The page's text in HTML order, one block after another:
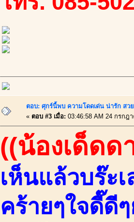
ตอบ: ศุกร์นี้พบ ความโดดเด่น น่ารัก สว
« ตอบ #3 เมื่อ: 03:46:58 AM 24 กรกฎ
((น้องเด็ดด
เห็นแล้วบร๊ะ
คร้ายๆใจดี๊ดี